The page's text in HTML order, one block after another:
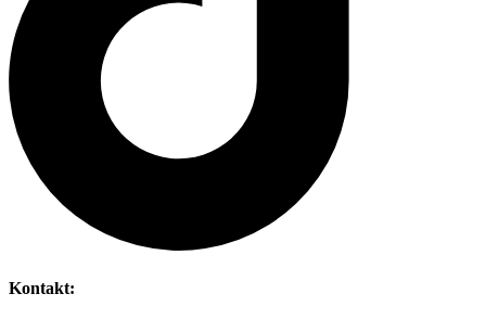
Kontakt: